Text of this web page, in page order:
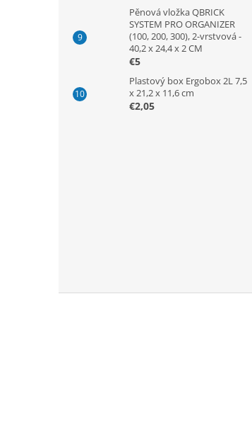
Pěnová vložka QBRICK
SYSTEM PRO ORGANIZER
(100, 200, 300), 2-vrstvová -
40,2 x 24,4 x 2 CM
€5
Plastový box Ergobox 2L 7,5
x 21,2 x 11,6 cm
€2,05